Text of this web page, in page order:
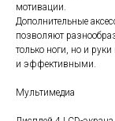
мотивации.
Дополнительные
позволяют
только ноги, но и
и эффективными.
Мультимедиа